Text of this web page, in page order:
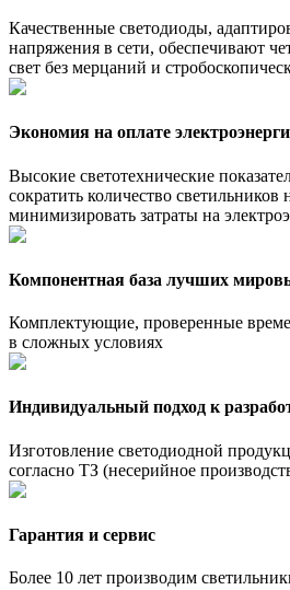
Качественные светодиоды,
напряжения в сети, обеспечивают
свет без мерцаний и
Экономия на оплате
Высокие светотехнические
сократить количество светильников
минимизировать затраты на
Компонентная база лучших
Комплектующие, проверенные
в сложных условиях
Индивидуальный подход к
Изготовление светодиодной
согласно ТЗ (несерийное
Гарантия и сервис
Более 10 лет производим